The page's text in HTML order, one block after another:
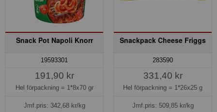
Snack Pot Napoli Knorr
19593301
191,90 kr
Hel förpackning = 1*8x70 gr
Jmf.pris: 342,68kr/kg
Snackpack Cheese Friggs
283590
331,40 kr
Hel förpackning = 1*26x25 g
Jmf.pris: 509,85kr/kg